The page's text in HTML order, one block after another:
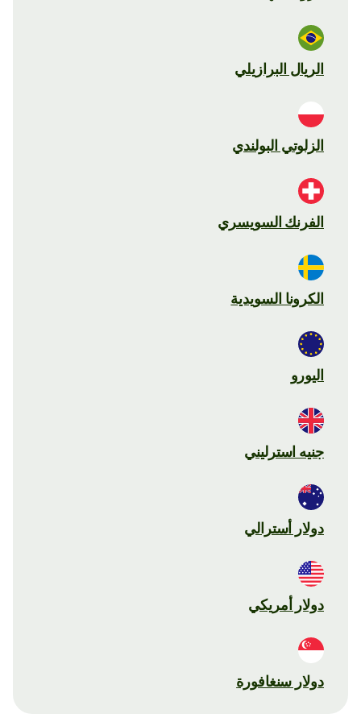
الريال البرازيلي
الزلوتي البولندي
الفرنك السويسري
الكرونا السويدية
اليورو
جنيه استرليني
دولار أسترالي
دولار أمريكي
دولار سنغافورة